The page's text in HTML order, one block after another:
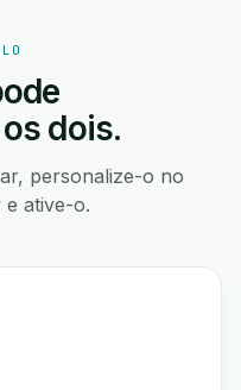
dois.
personalize-o no
ative-o.